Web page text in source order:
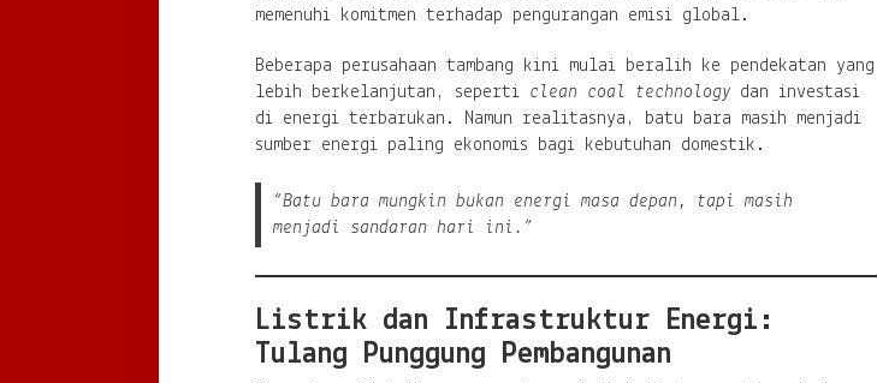
memenuhi komitmen terhadap pengurangan emisi global.
Beberapa perusahaan tambang kini mulai beralih ke pendekatan yang
lebih berkelanjutan, seperti clean coal technologydan investasi
di energi terbarukan. Namun realitasnya, batu bara masih menjadi
sumber energi paling ekonomis bagi kebutuhan domestik.
“Batu bara mungkin bukan energi masa depan, tapi masih
menjadi sandaran hari ini.”
Listrik dan Infrastruktur Energi:
Tulang Punggung Pembangunan